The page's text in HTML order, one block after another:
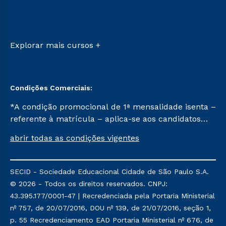
Vestibular Mérito
Vestibular Solidário
Canais de Atendimento
Explorar mais cursos +
Condições Comerciais:
*A condição promocional de 1ª mensalidade isenta –
referente à matrícula – aplica-se aos candidatos
na prova on-line ou agendada, que ofertam bolsas
semestre vigente, que ainda não tenham efetivado
e/ou não tenham cancelado ou trancado sua
matrícula em uma das Instituições da Cruzeiro do
Sul Educacional, no período de um ano. Tais
condições não se aplicam aos cursos de Medicina, e
abrir todas as condições vigentes
SECID - Sociedade Educacional Cidade de São Paulo S.A.
© 2026 - Todos os direitos reservados. CNPJ:
43.395.177/0001-47 | Recredenciada pela Portaria Ministerial
nº 757, de 20/07/2016, DOU nº 139, de 21/07/2016, seção 1,
p. 55 Recredenciamento EAD Portaria Ministerial nº 676, de